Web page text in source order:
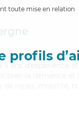
toute mise en relation
profils
ans d'expérience et
bien la démence et